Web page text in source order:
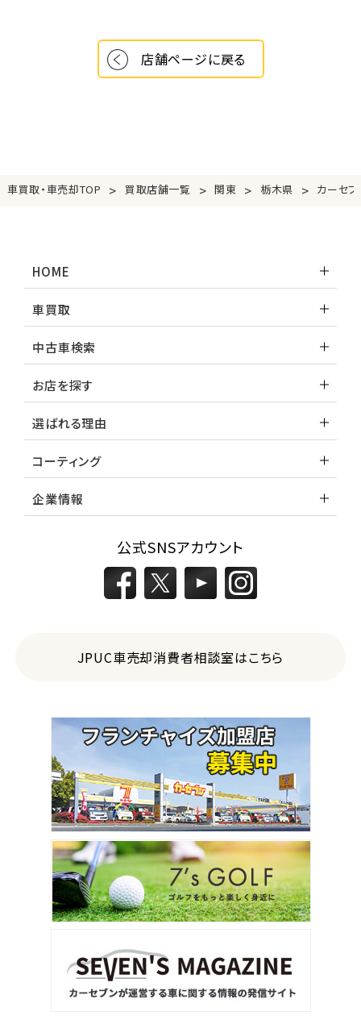
店舗ページに戻る
車買取・車売却TOP > 買取店舗一覧 > 関東 > 栃木県 > カーセ
HOME
車買取
中古車検索
お店を探す
選ばれる理由
コーティング
企業情報
公式SNSアカウント
JPUC車売却消費者相談室はこちら